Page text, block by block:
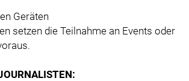
Geräten
setzen die Teilnahme an Events oder